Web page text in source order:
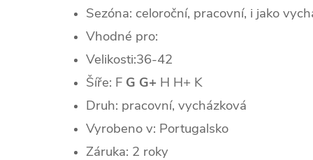
Sezóna: celoroční, pracovní, i jako
Vhodné pro:
Velikosti:36-42
Šíře: F G G+ H H+ K
Druh: pracovní, vycházková
Vyrobeno v: Portugalsko
Záruka: 2 roky